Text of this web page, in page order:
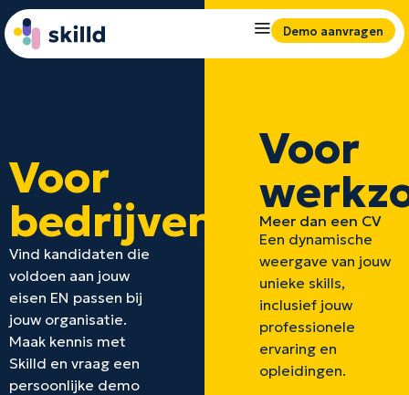
Demo aanvragen
Voor
bedrijven
Vind kandidaten die
voldoen aan jouw
eisen EN passen bij
jouw organisatie.
Maak kennis met
Skilld en vraag een
persoonlijke demo
Voor
Meer dan een CV
Een dynamische
weergave van jouw
unieke skills,
inclusief jouw
professionele
ervaring en
opleidingen.